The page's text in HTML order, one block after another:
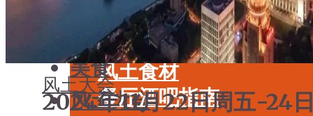
餐厅酒吧指南
餐酒搭配
风土食材
风土大会
名庄
品鉴专栏
美食
餐厅酒吧指南
风土大会
2024年11月22日周五-24